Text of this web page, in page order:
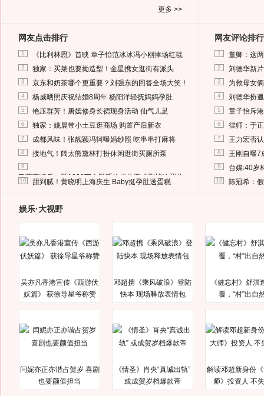
更多 >>
网友点击排行
1 《比利林恩》首映 章子怡范冰冰冯小刚捧场红毯
2 独家：买菜也要拗造型！金星携女逛街有派头
3 京东和奶茶哪个更重要？刘强东的回答全场大笑！
4 杨威晒照庆祝结婚8周年 杨阳洋轻抚妈妈孕肚
5 艳压群芳！唐嫣修身长裙现身活动 仙气儿足
6 独家：姚晨带小土豆逛商场 购置产后新衣
7 成都风味！张靓颖冯轲曝婚纱照 吃串串打麻将
8 接地气！阔太熊黛林打扮休闲逛街买厕所泵
9
马蓉离婚后，砸1000万人民币给媒体要求删掉这照片
10 甜到腻！黄晓明上海庆生 Baby挺孕肚送蛋糕
网友评论排行
1 董卿：这
2 刘德华新
3 为救母女
4 刘德华扮
5 章子怡斥
6 律师：于
7 王力宏否
8 王刚自曝7
9 台媒:40岁
10 陈冠希：
娱乐·大视野
吴亦凡香港宣传《西游伏
妖篇》 获徐导星爷称赞
邓超携《乘风破浪》登陆
快本 现场释放表情包
《健忘村》舒淇
覆，“村”出自
闫妮亦正亦谐占贺岁 喜剧
也要颜值担当
《情圣》肖央“真诚出轨”
或成贺岁档爆款帝
解读邓超新身份
师》投资人 不